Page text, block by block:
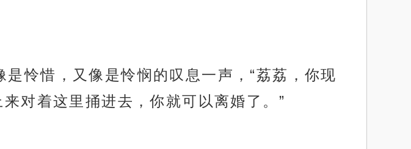
怜惜，又像是怜悯的叹息一声，“荔荔，你现
对着这里捅进去，你就可以离婚了。”